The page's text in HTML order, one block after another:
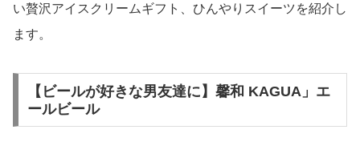
い贅沢アイスクリームギフト、ひんやりスイーツを紹介し
ます。
【ビールが好きな男友達に】馨和 KAGUA」エ
ールビール